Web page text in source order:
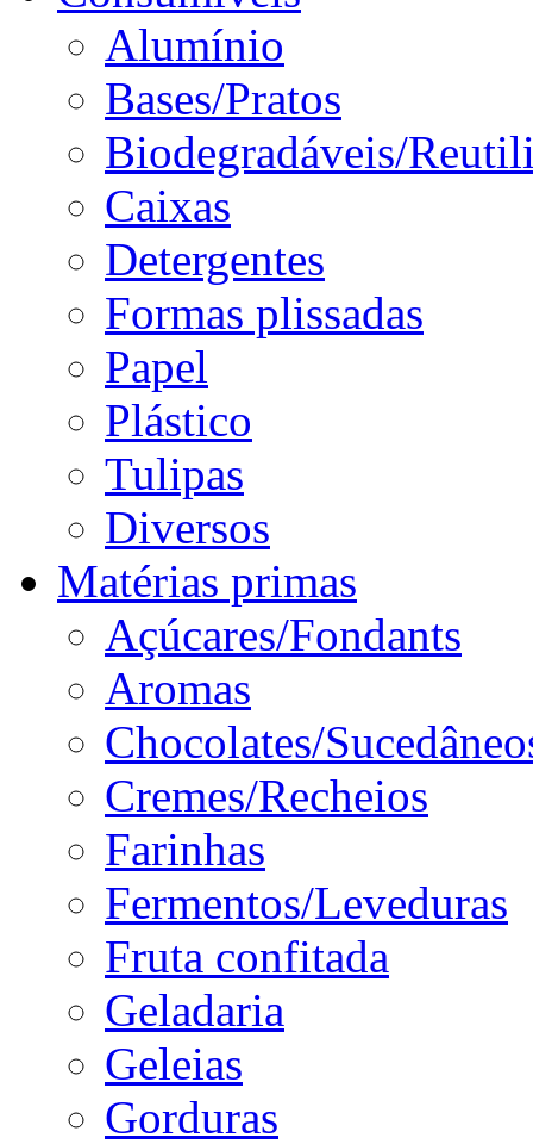
Alumínio
Bases/Pratos
Biodegradáveis/
Caixas
Detergentes
Formas plissadas
Papel
Plástico
Tulipas
Diversos
Matérias primas
Açúcares/Fondants
Aromas
Chocolates/
Cremes/Recheios
Farinhas
Fermentos/Leveduras
Fruta confitada
Geladaria
Geleias
Gorduras